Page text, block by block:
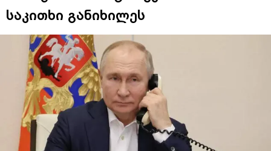
საკითხი განიხილეს